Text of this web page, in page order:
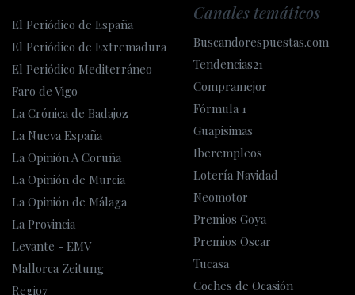
El Periódico de España
El Periódico de Extremadura
El Periódico Mediterráneo
Faro de Vigo
La Crónica de Badajoz
La Nueva España
La Opinión A Coruña
La Opinión de Murcia
La Opinión de Málaga
La Provincia
Levante - EMV
Mallorca Zeitung
Regio7
Canales temáticos
Buscandorespuestas.com
Tendencias21
Compramejor
Fórmula 1
Guapisimas
Iberempleos
Lotería Navidad
Neomotor
Premios Goya
Premios Oscar
Tucasa
Coches de Ocasión